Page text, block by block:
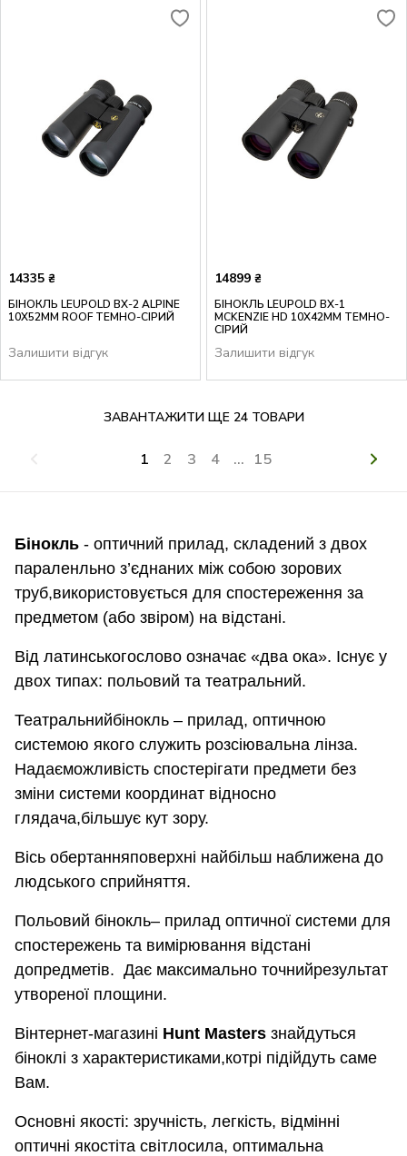
14335 ₴
БІНОКЛЬ LEUPOLD BX-2 ALPINE
10X52MM ROOF ТЕМНО-СІРИЙ
Залишити відгук
14899 ₴
БІНОКЛЬ LEUPOLD BX-1
MCKENZIE HD 10X42MM ТЕМНО-
СІРИЙ
Залишити відгук
ЗАВАНТАЖИТИ ЩЕ 24 ТОВАРИ
1 2 3 4 ... 15
Бінокль - оптичний прилад, складений з двох
параленльно з’єднаних між собою зорових
труб,використовується для спостереження за
предметом (або звіром) на відстані.
Від латинськогослово означає «два ока». Існує у
двох типах: польовий та театральний.
Театральнийбінокль – прилад, оптичною
системою якого служить розсіювальна лінза.
Надаєможливість спостерігати предмети без
зміни системи координат відносно
глядача,більшує кут зору.
Вісь обертанняповерхні найбільш наближена до
людського сприйняття.
Польовий бінокль– прилад оптичної системи для
спостережень та вимірювання відстані
допредметів. Дає максимально точнийрезультат
утвореної площини.
Вінтернет-магазині Hunt Masters знайдуться
біноклі з характеристиками,котрі підійдуть саме
Вам.
Основні якості: зручність, легкість, відмінні
оптичні якостіта світлосила, оптимальна